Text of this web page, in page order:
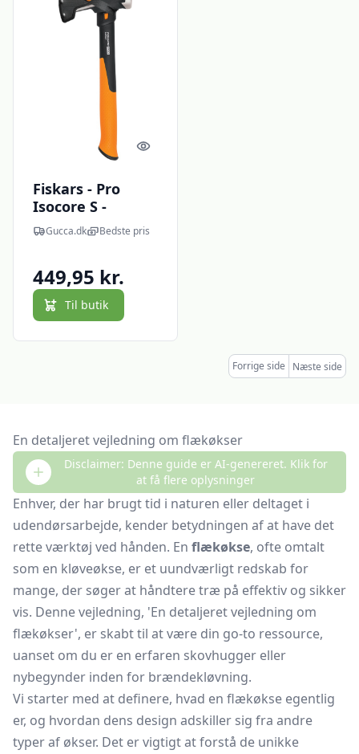
Quick look
Fiskars - Pro
Isocore S -
Flækøkse Med
Kløvehoved - 36
Gucca.dk Bedste pris
449,95 kr.
Til butik
Forrige side Næste side
En detaljeret vejledning om flækøkser
Disclaimer: Denne guide er AI-genereret. Klik for
at få flere oplysninger
Enhver, der har brugt tid i naturen eller deltaget i
udendørsarbejde, kender betydningen af at have det
rette værktøj ved hånden. En flækøkse, ofte omtalt
som en kløveøkse, er et uundværligt redskab for
mange, der søger at håndtere træ på effektiv og sikker
vis. Denne vejledning, 'En detaljeret vejledning om
flækøkser', er skabt til at være din go-to ressource,
uanset om du er en erfaren skovhugger eller
nybegynder inden for brændekløvning.
Vi starter med at definere, hvad en flækøkse egentlig
er, og hvordan dens design adskiller sig fra andre
typer af økser. Det er vigtigt at forstå de unikke